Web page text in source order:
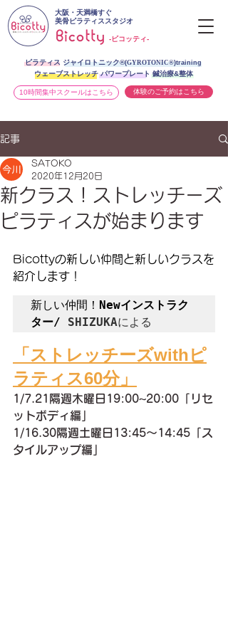
ピラティス ジャイロトニック®︎(GYROTONIC®)training
ウェーブストレッチ パワープレート 鍼治療&整体
10時間集中スクールはこちら 体験のご予約はこちら
大阪・天満橋すぐ
美骨ピラティススタジオ
-ビコッティ-
記事
新クラス！ストレッチーズ
ピラティスが始まります
SATOKO
2020年12月20日
Bicottyの新しい仲間と新しいクラスを
紹介します！
新しい仲間！ Newインストラク
ター/ SHIZUKAによる
「ストレッチーズwithピ
ラティス60分」
1/7.21隔週木曜日19:00~20:00「リセ
ットボディ編」
1/16.30隔週土曜日13:45〜14:45「ス
タイルアップ編」